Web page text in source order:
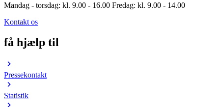
Mandag - torsdag: kl. 9.00 - 16.00 Fredag: kl. 9.00 - 14.00
Kontakt os
få hjælp til
Pressekontakt
Statistik